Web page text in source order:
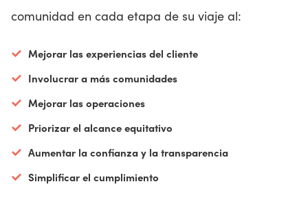
SOLICITA UNA DEMOSTRACIÓN
comunidad en cada etapa de su viaje al:
Mejorar las experiencias del cliente
Involucrar a más comunidades
Mejorar las operaciones
Priorizar el alcance equitativo
Aumentar la confianza y la transparencia
Simplificar el cumplimiento